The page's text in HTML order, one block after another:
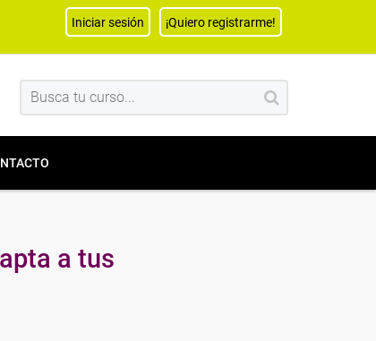
Iniciar sesión ¡Quiero registrarme!
a tus